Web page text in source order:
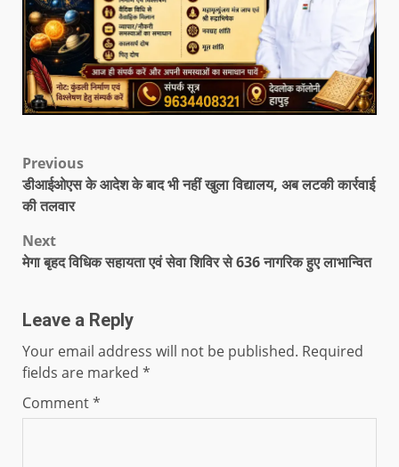
Previous
डीआईओएस के आदेश के बाद भी नहीं खुला विद्यालय, अब लटकी कार्रवाई
की तलवार
Next
मेगा बृहद विधिक सहायता एवं सेवा शिविर से 636 नागरिक हुए लाभान्वित
Leave a Reply
Your email address will not be published. Required
fields are marked *
Comment*